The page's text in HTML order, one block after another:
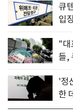
큐
입
"대
들,
'정
한